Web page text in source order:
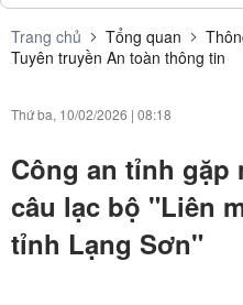
Trang chủ Tổng quan
Tuyên truyền An toàn thông tin
Thứ ba, 10/02/2026 | 08:18
Công an tỉnh gặp
câu lạc bộ "Liên
tỉnh Lạng Sơn"